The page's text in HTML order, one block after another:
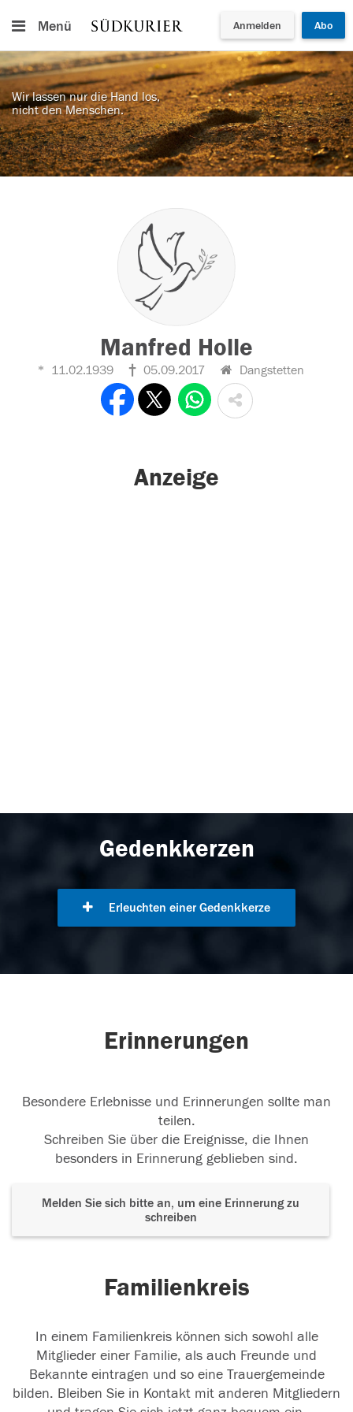
Menü Anmelden Abo
Wir lassen nur die Hand los,
nicht den Menschen.
Manfred Holle
11.02.1939 05.09.2017 Dangstetten
Anzeige
Gedenkkerzen
Erleuchten einer Gedenkkerze
Erinnerungen
Besondere Erlebnisse und Erinnerungen sollte man
teilen.
Schreiben Sie über die Ereignisse, die Ihnen
besonders in Erinnerung geblieben sind.
Melden Sie sich bitte an, um eine Erinnerung zu
schreiben
Familienkreis
In einem Familienkreis können sich sowohl alle
Mitglieder einer Familie, als auch Freunde und
Bekannte eintragen und so eine Trauergemeinde
bilden. Bleiben Sie in Kontakt mit anderen Mitgliedern